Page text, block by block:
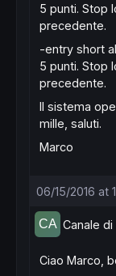
5 punti. Stop
precedente.
-entry short
5 punti. Stop
precedente.
Il sistema
mille, saluti.
Marco
06/15/2016 at
Canale di
Ciao Marco,